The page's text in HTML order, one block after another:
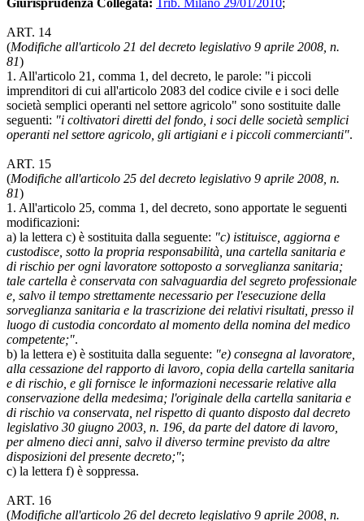
ART. 14
(Modifiche all'articolo 21 del decreto legislativo 9 aprile 2008, n.
81)
1. All'articolo 21, comma 1, del decreto, le parole: "i piccoli
imprenditori di cui all'articolo 2083 del codice civile e i soci delle
società semplici operanti nel settore agricolo" sono sostituite dalle
seguenti: "i coltivatori diretti del fondo, i soci delle società semplici
operanti nel settore agricolo, gli artigiani e i piccoli commercianti".
ART. 15
(Modifiche all'articolo 25 del decreto legislativo 9 aprile 2008, n.
81)
1. All'articolo 25, comma 1, del decreto, sono apportate le seguenti
modificazioni:
a) la lettera c) è sostituita dalla seguente: "c) istituisce, aggiorna e
custodisce, sotto la propria responsabilità, una cartella sanitaria e
di rischio per ogni lavoratore sottoposto a sorveglianza sanitaria;
tale cartella è conservata con salvaguardia del segreto professionale
e, salvo il tempo strettamente necessario per l'esecuzione della
sorveglianza sanitaria e la trascrizione dei relativi risultati, presso il
luogo di custodia concordato al momento della nomina del medico
competente;".
b) la lettera e) è sostituita dalla seguente: "e) consegna al lavoratore,
alla cessazione del rapporto di lavoro, copia della cartella sanitaria
e di rischio, e gli fornisce le informazioni necessarie relative alla
conservazione della medesima; l'originale della cartella sanitaria e
di rischio va conservata, nel rispetto di quanto disposto dal decreto
legislativo 30 giugno 2003, n. 196, da parte del datore di lavoro,
per almeno dieci anni, salvo il diverso termine previsto da altre
disposizioni del presente decreto;";
c) la lettera f) è soppressa.
ART. 16
(Modifiche all'articolo 26 del decreto legislativo 9 aprile 2008, n.